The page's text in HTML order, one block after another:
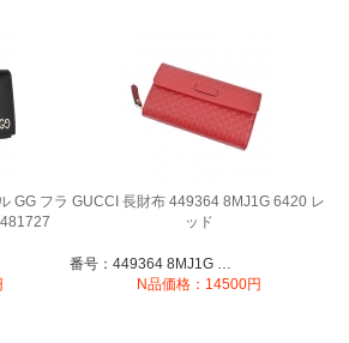
GG フラ GUCCI 長財布 449364 8MJ1G 6420 レ
ッド
番号：449364 8MJ1G 6420
N品価格：14500円